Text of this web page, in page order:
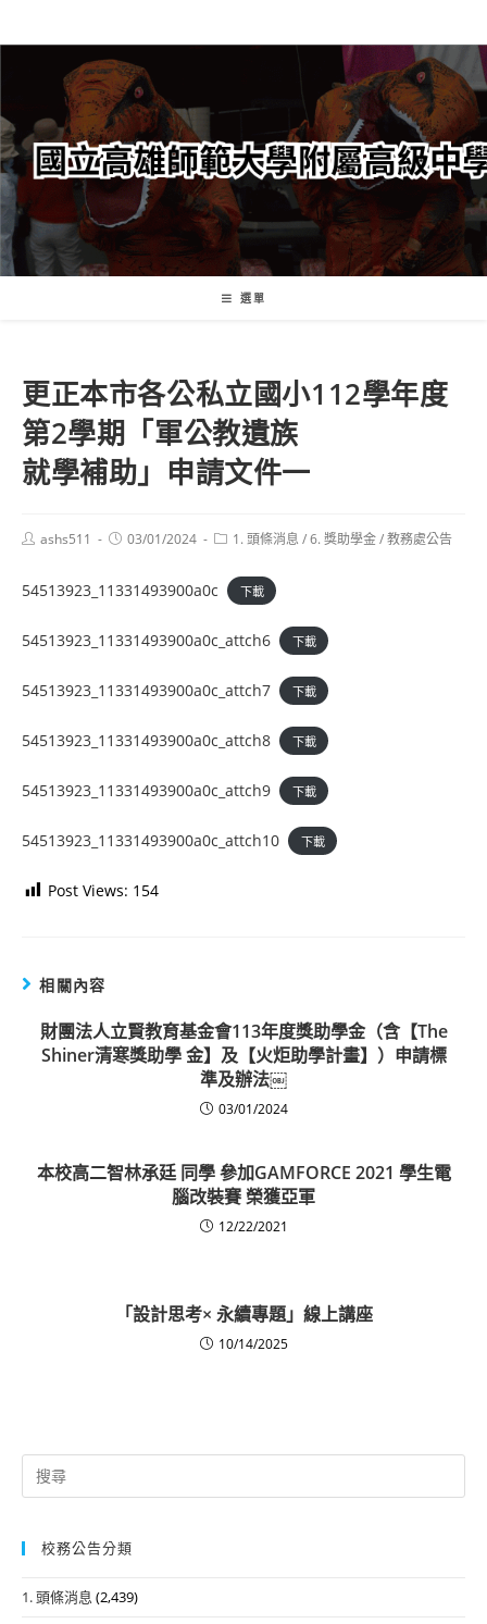
轉
要
內
容
選單
更正本市各公私立國小112學年度
第2學期「軍公教遺族
就學補助」申請文件一
Postashs511
Post03/01/2024
Post1. 頭條消息 /6. 獎助學金/教務處公告
54513923_11331493900a0c 下載
54513923_11331493900a0c_attch6 下載
54513923_11331493900a0c_attch7 下載
54513923_11331493900a0c_attch8 下載
54513923_11331493900a0c_attch9 下載
54513923_11331493900a0c_attch10 下載
Post Views: 154
相關內容
財團法人立賢教育基金會113年度獎助學金（含【The
Shiner清寒獎助學 金】及【火炬助學計畫】）申請標
準及辦法￼
03/01/2024
本校高二智林承廷 同學 參加GAMFORCE 2021 學生電
腦改裝賽 榮獲亞軍
12/22/2021
「設計思考× 永續專題」線上講座
10/14/2025
Search
for:
校務公告分類
1. 頭條消息 (2,439)